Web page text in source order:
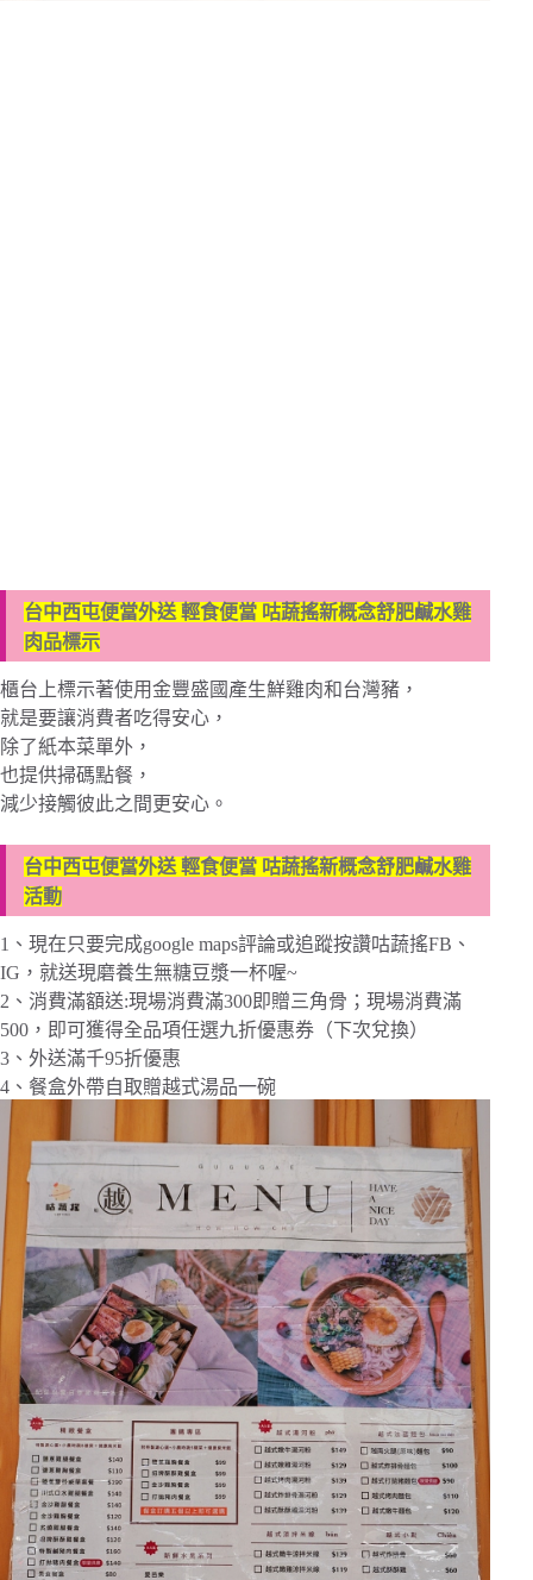
台中西屯便當外送 輕食便當 咕蔬搖新概念舒肥鹹水雞
肉品標示
櫃台上標示著使用金豐盛國產生鮮雞肉和台灣豬，
就是要讓消費者吃得安心，
除了紙本菜單外，
也提供掃碼點餐，
減少接觸彼此之間更安心。
台中西屯便當外送 輕食便當 咕蔬搖新概念舒肥鹹水雞
活動
1、現在只要完成google maps評論或追蹤按讚咕蔬搖FB、
IG，就送現磨養生無糖豆漿一杯喔~
2、消費滿額送:現場消費滿300即贈三角骨；現場消費滿
500，即可獲得全品項任選九折優惠券（下次兌換）
3、外送滿千95折優惠
4、餐盒外帶自取贈越式湯品一碗